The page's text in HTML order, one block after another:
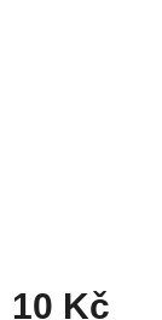
10 Kč